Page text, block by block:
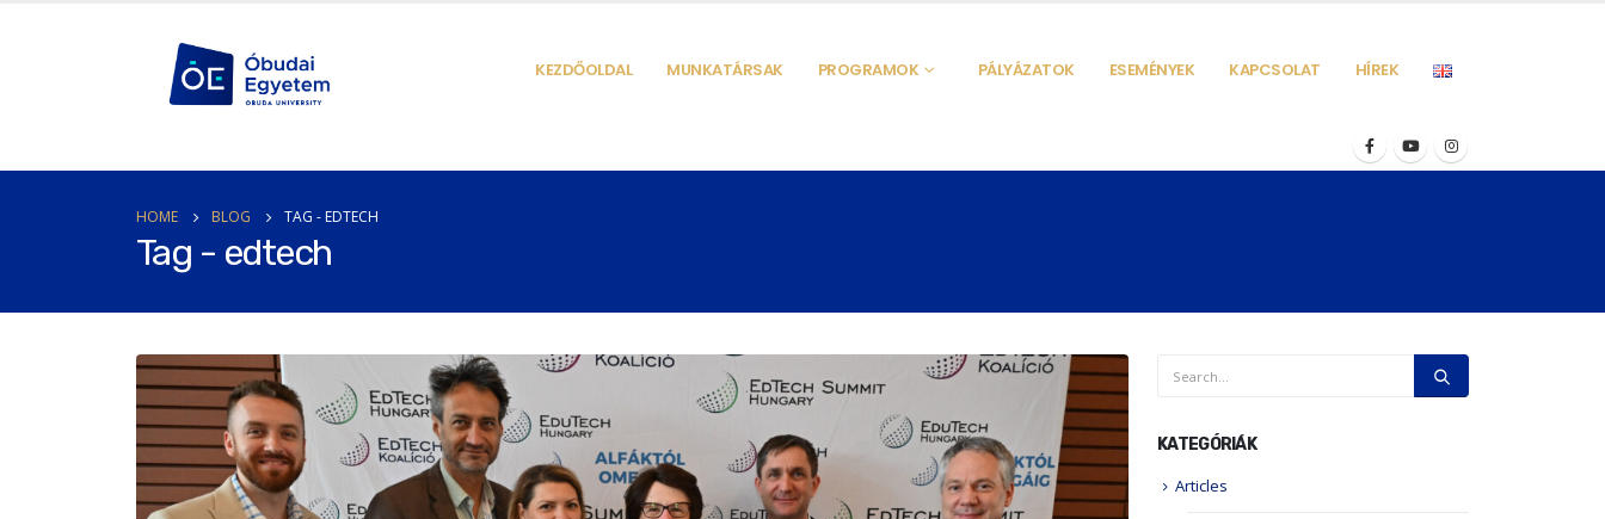
KEZDŐOLDAL MUNKATÁRSAK PROGRAMOK PÁLYÁZATOK ESEMÉNYEK KAPCSOLAT HÍREK
HOME BLOG TAG -EDTECH
Tag - edtech
KATEGÓRIÁK
Articles